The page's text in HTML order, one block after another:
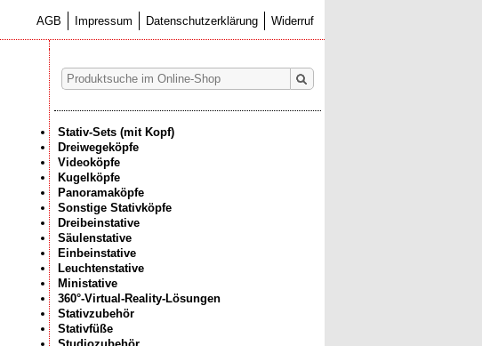
AGB Impressum Datenschutzerklärung Widerruf
Stativ-Sets (mit Kopf)
Dreiwegeköpfe
Videoköpfe
Kugelköpfe
Panoramaköpfe
Sonstige Stativköpfe
Dreibeinstative
Säulenstative
Einbeinstative
Leuchtenstative
Ministative
360°-Virtual-Reality-Lösungen
Stativzubehör
Stativfüße